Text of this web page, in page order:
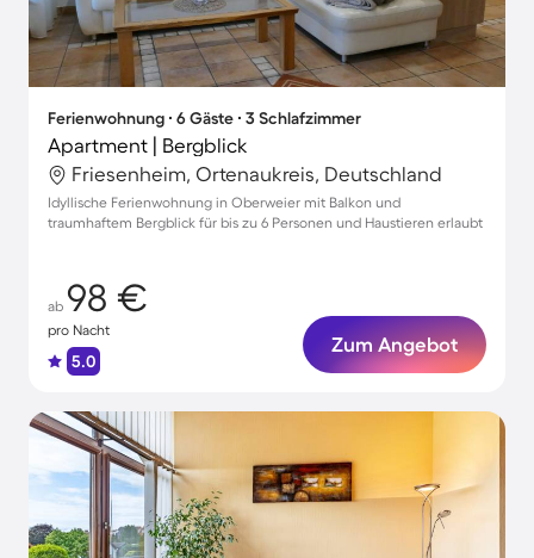
Ferienwohnung ∙ 6 Gäste ∙ 3 Schlafzimmer
Apartment | Bergblick
Friesenheim, Ortenaukreis, Deutschland
Idyllische Ferienwohnung in Oberweier mit Balkon und
traumhaftem Bergblick für bis zu 6 Personen und Haustieren erlaubt
ab 98 €
pro Nacht
5.0
Zum Angebot